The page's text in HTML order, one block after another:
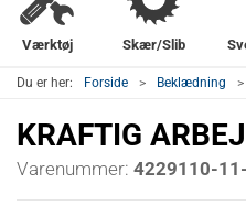
Værktøj Skær/Slib
Du er her: Forside Beklædning
KRAFTIG
Varenummer: 4229110-